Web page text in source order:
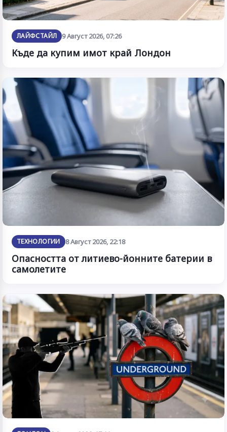
ЛАЙФСТАЙЛ 9 Август 2026, 07:26
Къде да купим имот край Лондон
ТЕХНОЛОГИИ 8 Август 2026, 22:18
Опасността от литиево-йонните батерии в
самолетите